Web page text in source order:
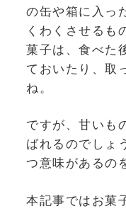
の缶や箱に入っ
くわくさせるも
菓子は、食べた
ておいたり、取
ね。
ですが、甘いも
ばれるのでしょ
つ意味があるの
本記事ではお菓